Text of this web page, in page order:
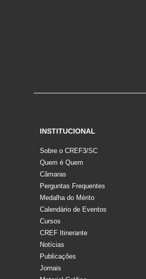
INSTITUCIONAL
Sobre o CREF3/SC
Quem é Quem
Câmaras
Perguntas Frequentes
Medalha do Mérito
Calendário de Eventos
Cursos
CREF Itinerante
Notícias
Publicações
Jornais